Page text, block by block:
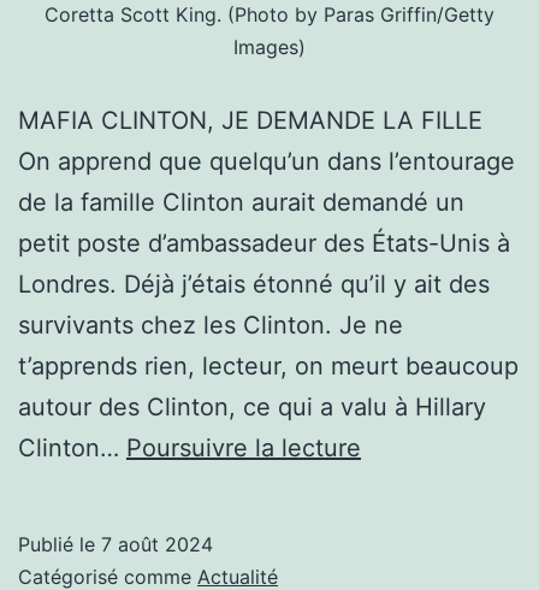
Coretta Scott King. (Photo by Paras Griffin/Getty
Images)
MAFIA CLINTON, JE DEMANDE LA FILLE
On apprend que quelqu’un dans l’entourage
de la famille Clinton aurait demandé un
petit poste d’ambassadeur des États-Unis à
Londres. Déjà j’étais étonné qu’il y ait des
survivants chez les Clinton. Je ne
t’apprends rien, lecteur, on meurt beaucoup
autour des Clinton, ce qui a valu à Hillary
Clinton… Poursuivre la lecture
Publié le 7 août 2024
Catégorisé comme Actualité